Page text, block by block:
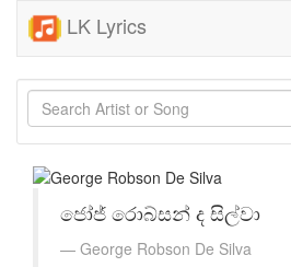
LK Lyrics
ජෝජ් රොබ්සන් ද සිල්වා
George Robson De Silva